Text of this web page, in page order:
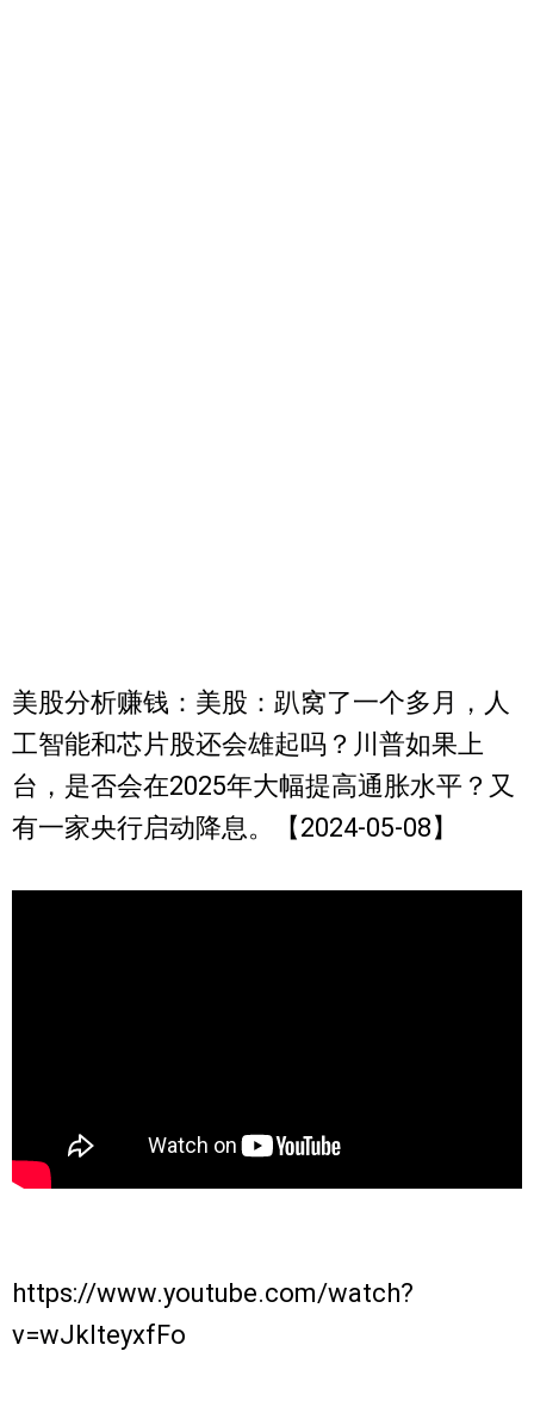
美股分析赚钱：美股：趴窝了一个多月，人
工智能和芯片股还会雄起吗？川普如果上
台，是否会在2025年大幅提高通胀水平？又
有一家央行启动降息。【2024-05-08】
https://www.youtube.com/watch?
v=wJklteyxfFo